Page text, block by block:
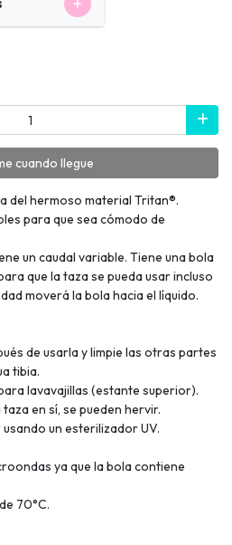
cuando llegue
del hermoso material Tritan®.
para que sea cómodo de
un caudal variable. Tiene una bola
que la taza se pueda usar incluso
moverá la bola hacia el líquido.
de usarla y limpie las otras partes
tibia.
lavavajillas (estante superior).
en sí, se pueden hervir.
un esterilizador UV.
ya que la bola contiene
70°C.